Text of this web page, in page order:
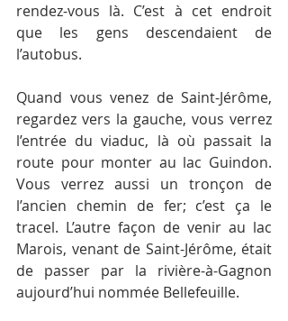
rendez-vous là. C’est à cet endroit
que les gens descendaient de
l’autobus.
Quand vous venez de Saint-Jérôme,
regardez vers la gauche, vous verrez
l’entrée du viaduc, là où passait la
route pour monter au lac Guindon.
Vous verrez aussi un tronçon de
l’ancien chemin de fer; c’est ça le
tracel. L’autre façon de venir au lac
Marois, venant de Saint-Jérôme, était
de passer par la rivière-à-Gagnon
aujourd’hui nommée Bellefeuille.